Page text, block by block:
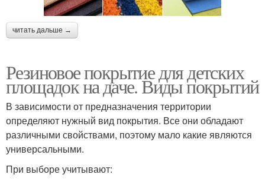
читать дальше →
Резиновое покрытие для детских
площадок на даче. Виды покрытий
В зависимости от предназначения территории
определяют нужный вид покрытия. Все они обладают
различными свойствами, поэтому мало какие являются
универсальными.
При выборе учитывают: